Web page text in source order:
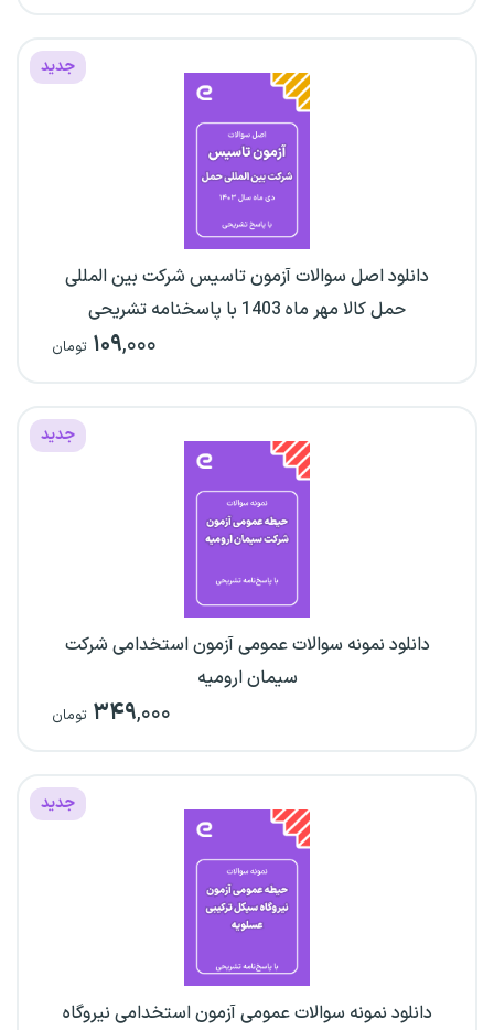
جدید
دانلود اصل سوالات آزمون تاسیس شرکت بین المللی
حمل کالا مهر ماه 1403 با پاسخنامه تشریحی
۱۰۹,۰۰۰ تومان
جدید
دانلود نمونه سوالات عمومی آزمون استخدامی شرکت
سیمان ارومیه
۳۴۹,۰۰۰ تومان
جدید
دانلود نمونه سوالات عمومی آزمون استخدامی نیروگاه